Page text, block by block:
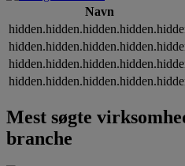
Navn
Mest søgte
branche